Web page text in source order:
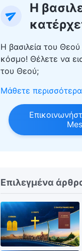
Η
Η βασιλεία του
κόσμο! Θέλετε να
του Θεού;
Μάθετε περισσότερα
Επιλεγμένα